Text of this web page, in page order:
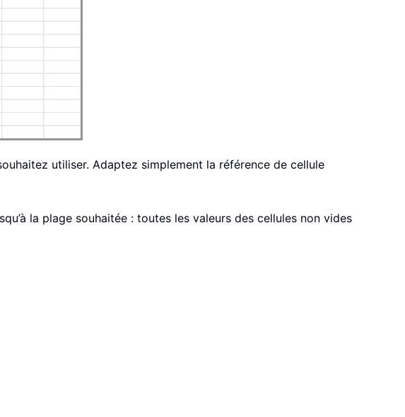
utiliser. Adaptez simplement la référence de cellule
la plage souhaitée : toutes les valeurs des cellules non vides